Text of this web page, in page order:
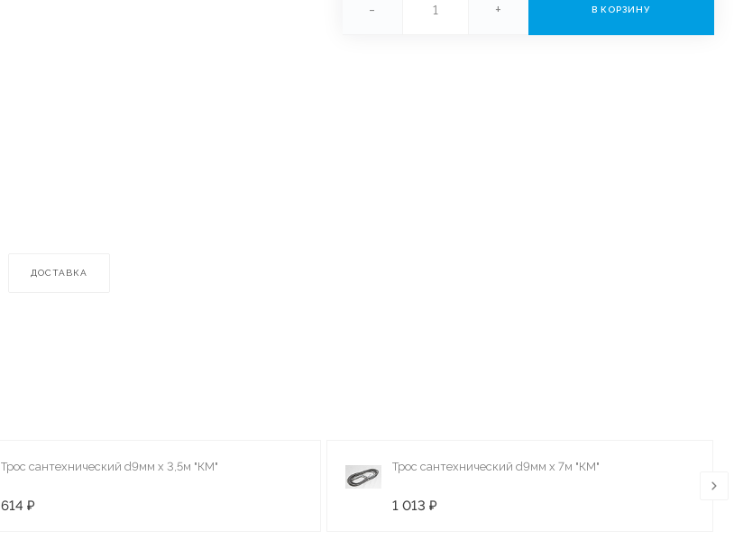
- + В КОРЗИНУ
ДОСТАВКА
Трос сантехнический d9мм х 3,5м "КМ"
614 ₽
Трос сантехнический d9мм х 7м "КМ"
1 013 ₽